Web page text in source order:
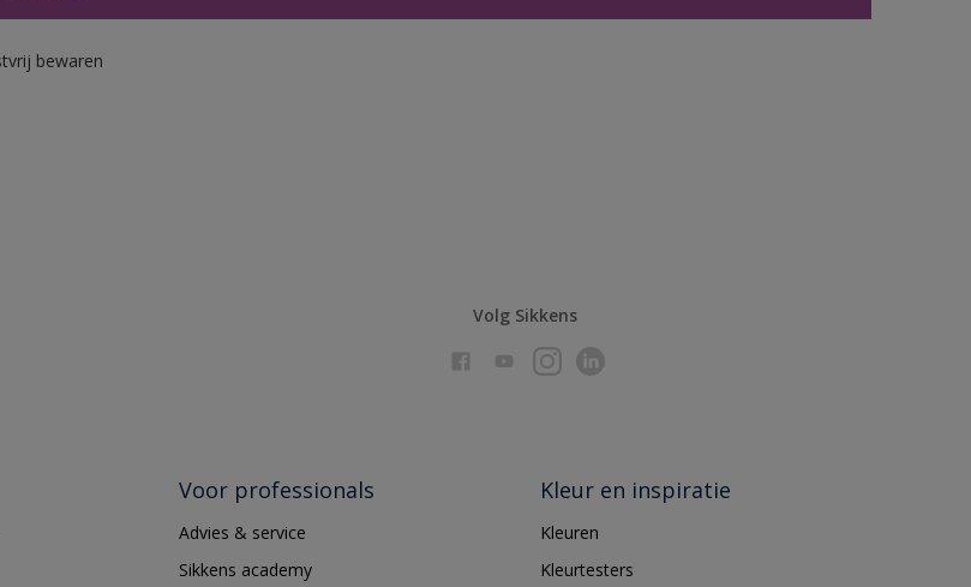
bewaren
Volg Sikkens
Voor professionals
Advies & service
Sikkens academy
Kleur en inspiratie
Kleuren
Kleurtesters